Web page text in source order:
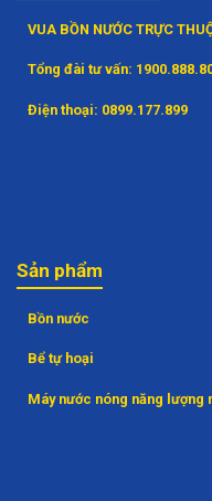
VUA BỒN NƯỚC TRỰC
Tổng đài tư vấn:
Điện thoại: 0899.177.899
Sản phẩm
Bồn nước
Bể tự hoại
Máy nước nóng năng lượng